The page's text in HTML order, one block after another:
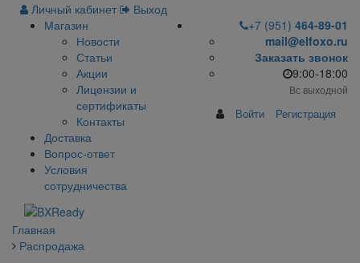
Личный кабинет
Выход
Магазин
Новости
Статьи
Акции
Лицензии и
сертификаты
Контакты
Доставка
Вопрос-ответ
Условия
сотрудничества
+7 (951) 464-89-01
mail@elfoxo.ru
Заказать звонок
9:00-18:00
Вс выходной
Войти Регистрация
Главная
Распродажа